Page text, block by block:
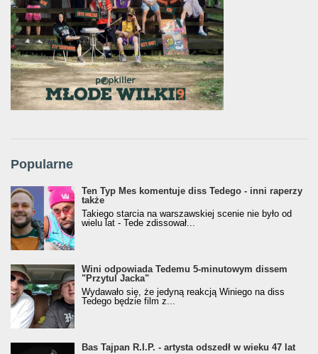
Popularne
Ten Typ Mes komentuje diss Tedego - inni raperzy
także
Takiego starcia na warszawskiej scenie nie było od
wielu lat - Tede zdissował...
Wini odpowiada Tedemu 5-minutowym dissem
"Przytul Jacka"
Wydawało się, że jedyną reakcją Winiego na diss
Tedego będzie film z...
Bas Tajpan R.I.P. - artysta odszedł w wieku 47 lat